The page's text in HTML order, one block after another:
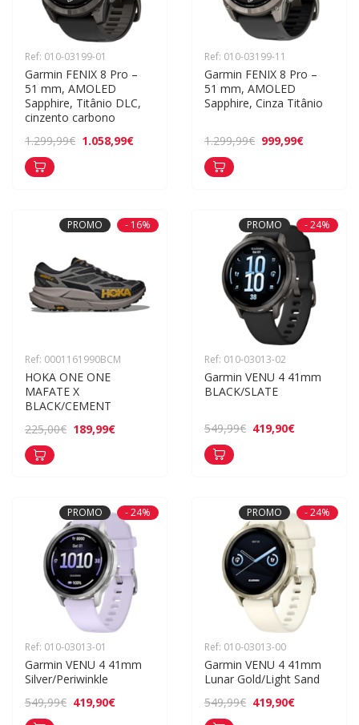
Ref: 010-03199-01
Garmin FENIX 8 Pro –
51 mm, AMOLED
Sapphire, Titânio DLC,
cinzento carbono
1.299,99€ 1.058,99€
Ref: 010-03199-11
Garmin FENIX 8 Pro –
51 mm, AMOLED
Sapphire, Cinza Titânio
1.299,99€ 999,99€
PROMO - 16%
Ref: 0001161990BCM
HOKA ONE ONE
MAFATE X
BLACK/CEMENT
225,00€ 189,99€
PROMO - 24%
Ref: 010-03013-02
Garmin VENU 4 41mm
BLACK/SLATE
549,99€ 419,90€
PROMO - 24%
Ref: 010-03013-01
Garmin VENU 4 41mm
Silver/Periwinkle
549,99€ 419,90€
PROMO - 24%
Ref: 010-03013-00
Garmin VENU 4 41mm
Lunar Gold/Light Sand
549,99€ 419,90€